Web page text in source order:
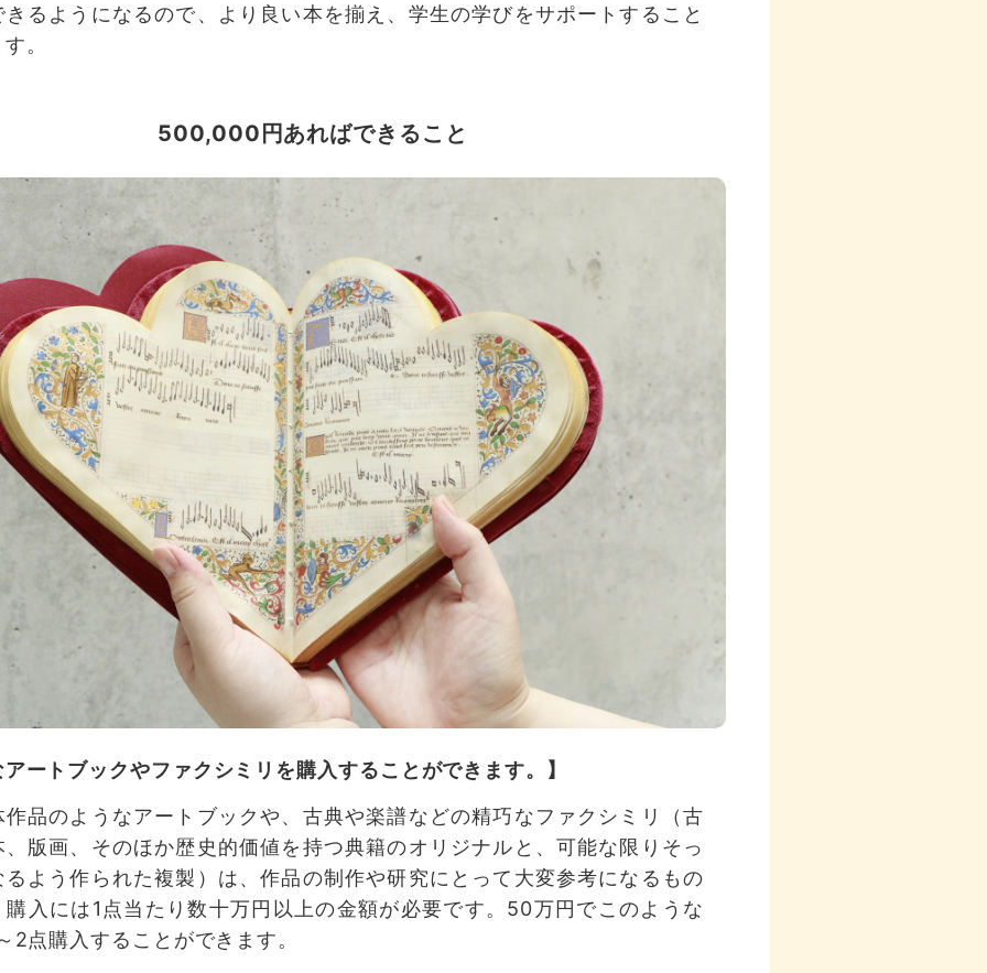
きるようになるので、より良い本を揃え、学生の学びをサポートすること
。
500,000円あればできること
ートブックやファクシミリを購入することができます。】
作品のようなアートブックや、古典や楽譜などの精巧なファクシミリ（古
、版画、そのほか歴史的価値を持つ典籍のオリジナルと、可能な限りそっ
るよう作られた複製）は、作品の制作や研究にとって大変参考になるもの
購入には1点当たり数十万円以上の金額が必要です。50万円でこのような
2点購入することができます。